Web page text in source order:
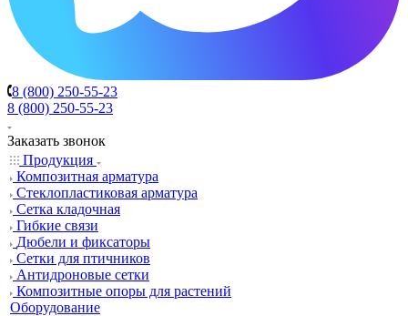
8 (800) 250-55-23
8 (800) 250-55-23
Заказать звонок
Продукция
Композитная арматура
Cтеклопластиковая арматура
Сетка кладочная
Гибкие связи
Дюбели и фиксаторы
Сетки для птичников
Антидроновые сетки
Композитные опоры для растений
Оборудование